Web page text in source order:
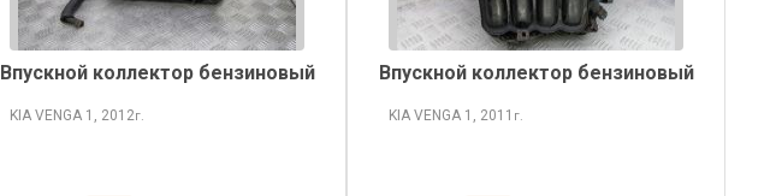
Впускной коллектор бензиновый
KIA VENGA 1, 2012г.
Впускной коллектор бензиновый
KIA VENGA 1, 2011 г.